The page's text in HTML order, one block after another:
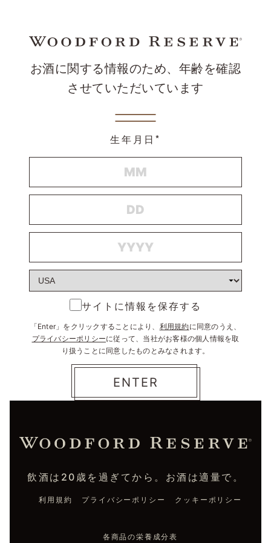
お酒に関する情報のため、年齢を確認
させていただいています
生年月日*
サイトに情報を保存する
「Enter」をクリックすることにより、 利用規約に同意のうえ、
プライバシーポリシーに従って、当社がお客様の個人情報を取
り扱うことに同意したものとみなされます。
飲酒は20歳を過ぎてから。お酒は適量で。
利用規約 プライバシーポリシー クッキーポリシー
各商品の栄養成分表